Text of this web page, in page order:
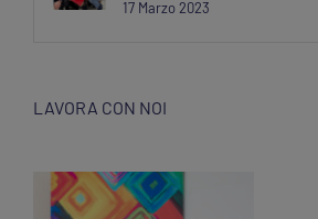
17 Marzo 2023
LAVORA CON NOI